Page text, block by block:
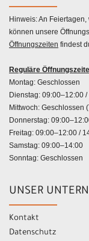
Hinweis: An
können unsere
Öffnungszeiten findest
Reguläre
Montag: Geschlossen
Dienstag: 09:00–12:00
Mittwoch: Geschlossen
Donnerstag:
Freitag: 09:00–12:00 /
Samstag: 09:00–14:00
Sonntag: Geschlossen
UNSER
Kontakt
Datenschutz